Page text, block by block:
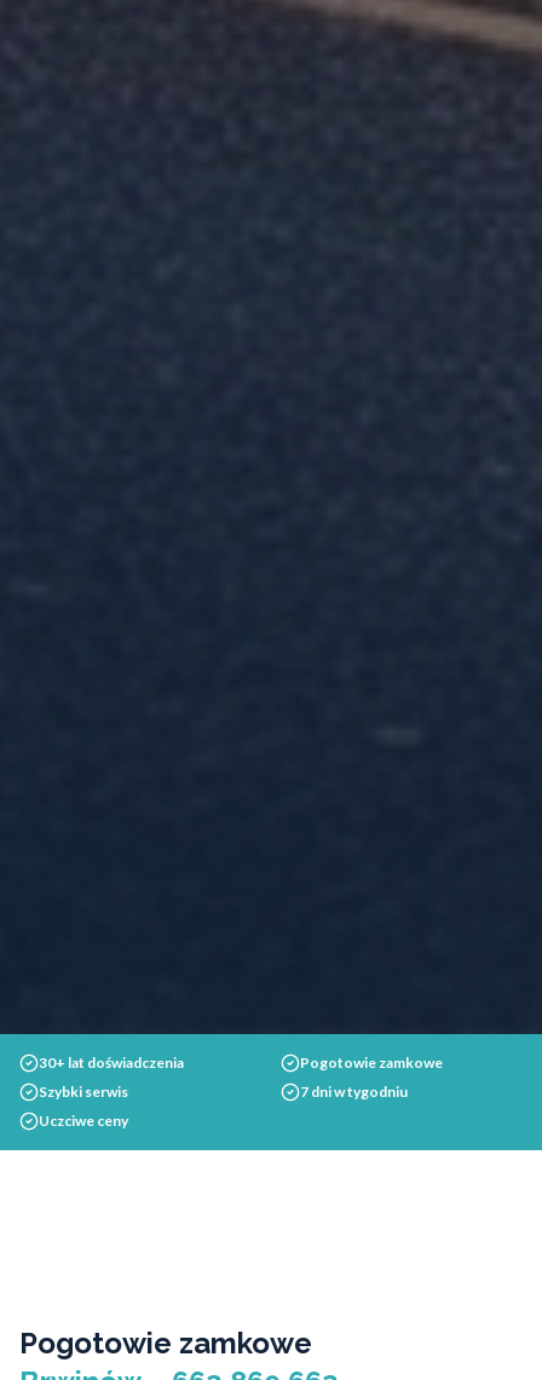
30+ lat doświadczenia
Pogotowie zamkowe
Szybki serwis
7 dni w tygodniu
Uczciwe ceny
Pogotowie zamkowe